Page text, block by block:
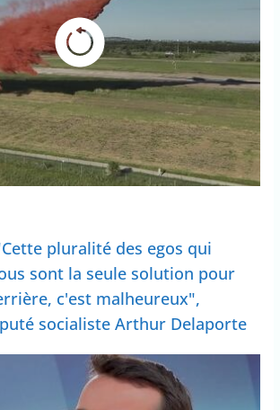
pluralité des egos qui
sont la seule solution pour
c'est malheureux",
socialiste Arthur Delaporte